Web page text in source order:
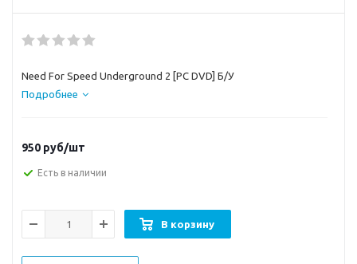
Need For Speed Underground 2 [PC DVD] Б/У
Подробнее
950 руб/шт
Есть в наличии
В корзину